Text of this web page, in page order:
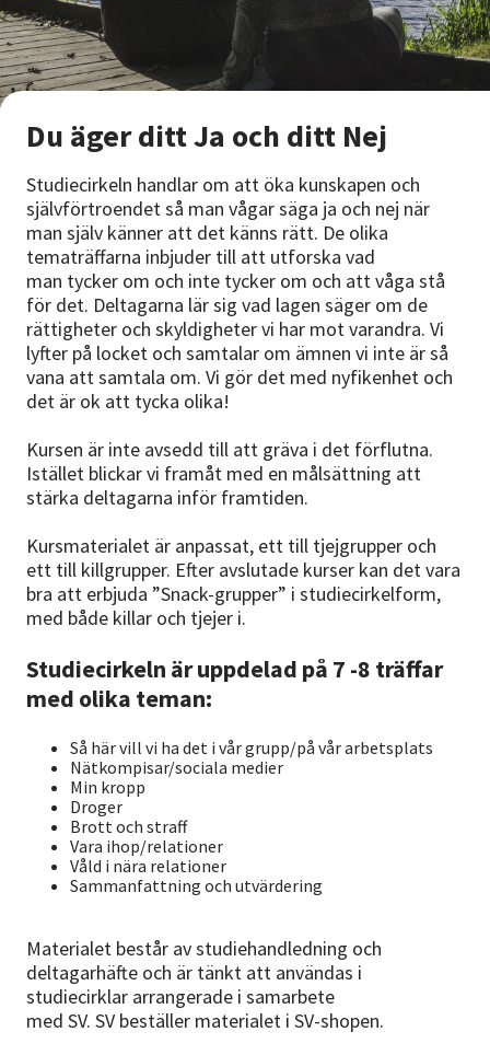
Du äger ditt Ja och ditt Nej
Studiecirkeln handlar om att öka kunskapen och
självförtroendet så man vågar säga ja och nej när
man själv känner att det känns rätt. De olika
tematräffarna inbjuder till att utforska vad
man tycker om och inte tycker om och att våga stå
för det. Deltagarna lär sig vad lagen säger om de
rättigheter och skyldigheter vi har mot varandra. Vi
lyfter på locket och samtalar om ämnen vi inte är så
vana att samtala om. Vi gör det med nyfikenhet och
det är ok att tycka olika!
Kursen är inte avsedd till att gräva i det förflutna.
Istället blickar vi framåt med en målsättning att
stärka deltagarna inför framtiden.
Kursmaterialet är anpassat, ett till tjejgrupper och
ett till killgrupper. Efter avslutade kurser kan det vara
bra att erbjuda ”Snack-grupper” i studiecirkelform,
med både killar och tjejer i.
Studiecirkeln är uppdelad på 7 -8 träffar
med olika teman:
Så här vill vi ha det i vår grupp/på vår arbetsplats
Nätkompisar/sociala medier
Min kropp
Droger
Brott och straff
Vara ihop/relationer
Våld i nära relationer
Sammanfattning och utvärdering
Materialet består av studiehandledning och
deltagarhäfte och är tänkt att användas i
studiecirklar arrangerade i samarbete
med SV. SV beställer materialet i SV-shopen.